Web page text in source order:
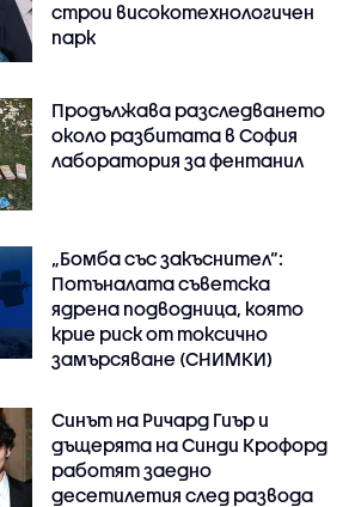
строи високотехнологичен
парк
Продължава разследването
около разбитата в София
лаборатория за фентанил
„Бомба със закъснител“:
Потъналата съветска
ядрена подводница, която
крие риск от токсично
замърсяване (СНИМКИ)
Синът на Ричард Гиър и
дъщерята на Синди Крофорд
работят заедно
десетилетия след развода